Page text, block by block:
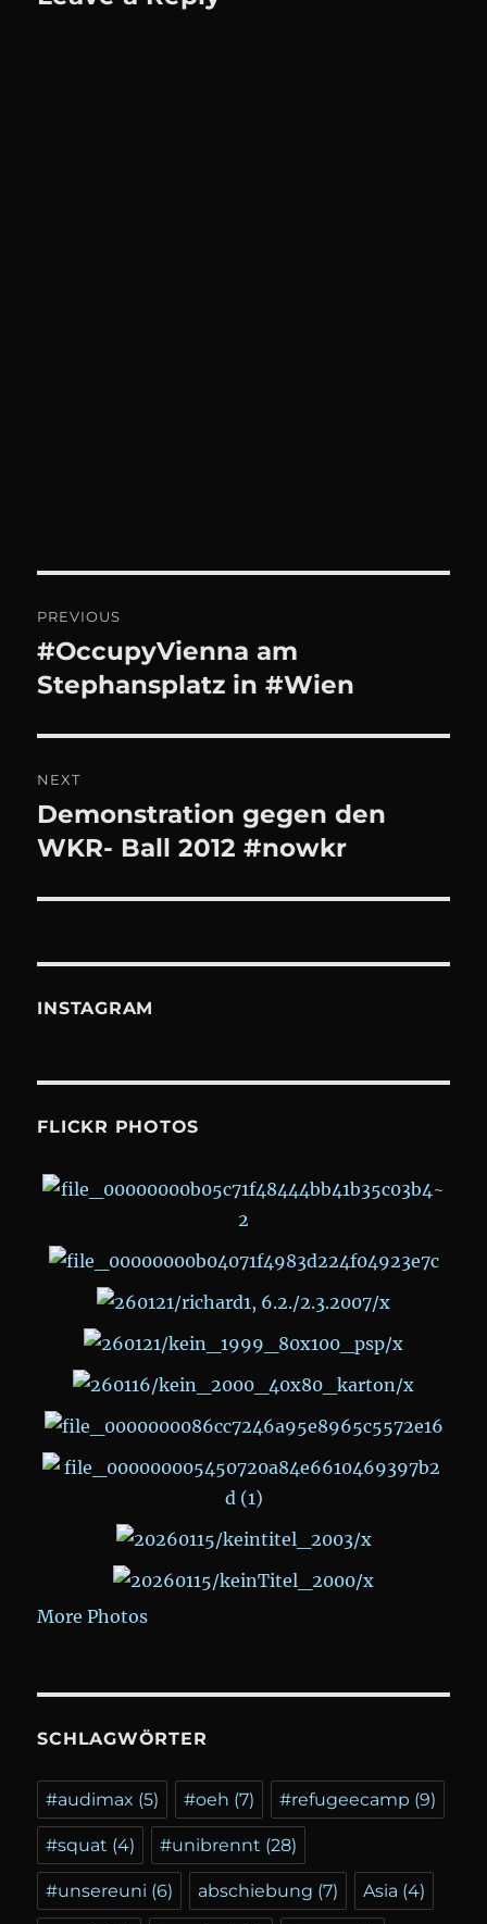
Navigation
PREVIOUS
Previous
post:
#OccupyVienna am
Stephansplatz in #Wien
NEXT
Next
post:
Demonstration gegen den
WKR- Ball 2012 #nowkr
INSTAGRAM
FLICKR PHOTOS
More Photos
SCHLAGWÖRTER
#audimax (5) #oeh (7) #refugeecamp (9)
#squat (4) #unibrennt (28)
#unsereuni (6) abschiebung (7) Asia (4)